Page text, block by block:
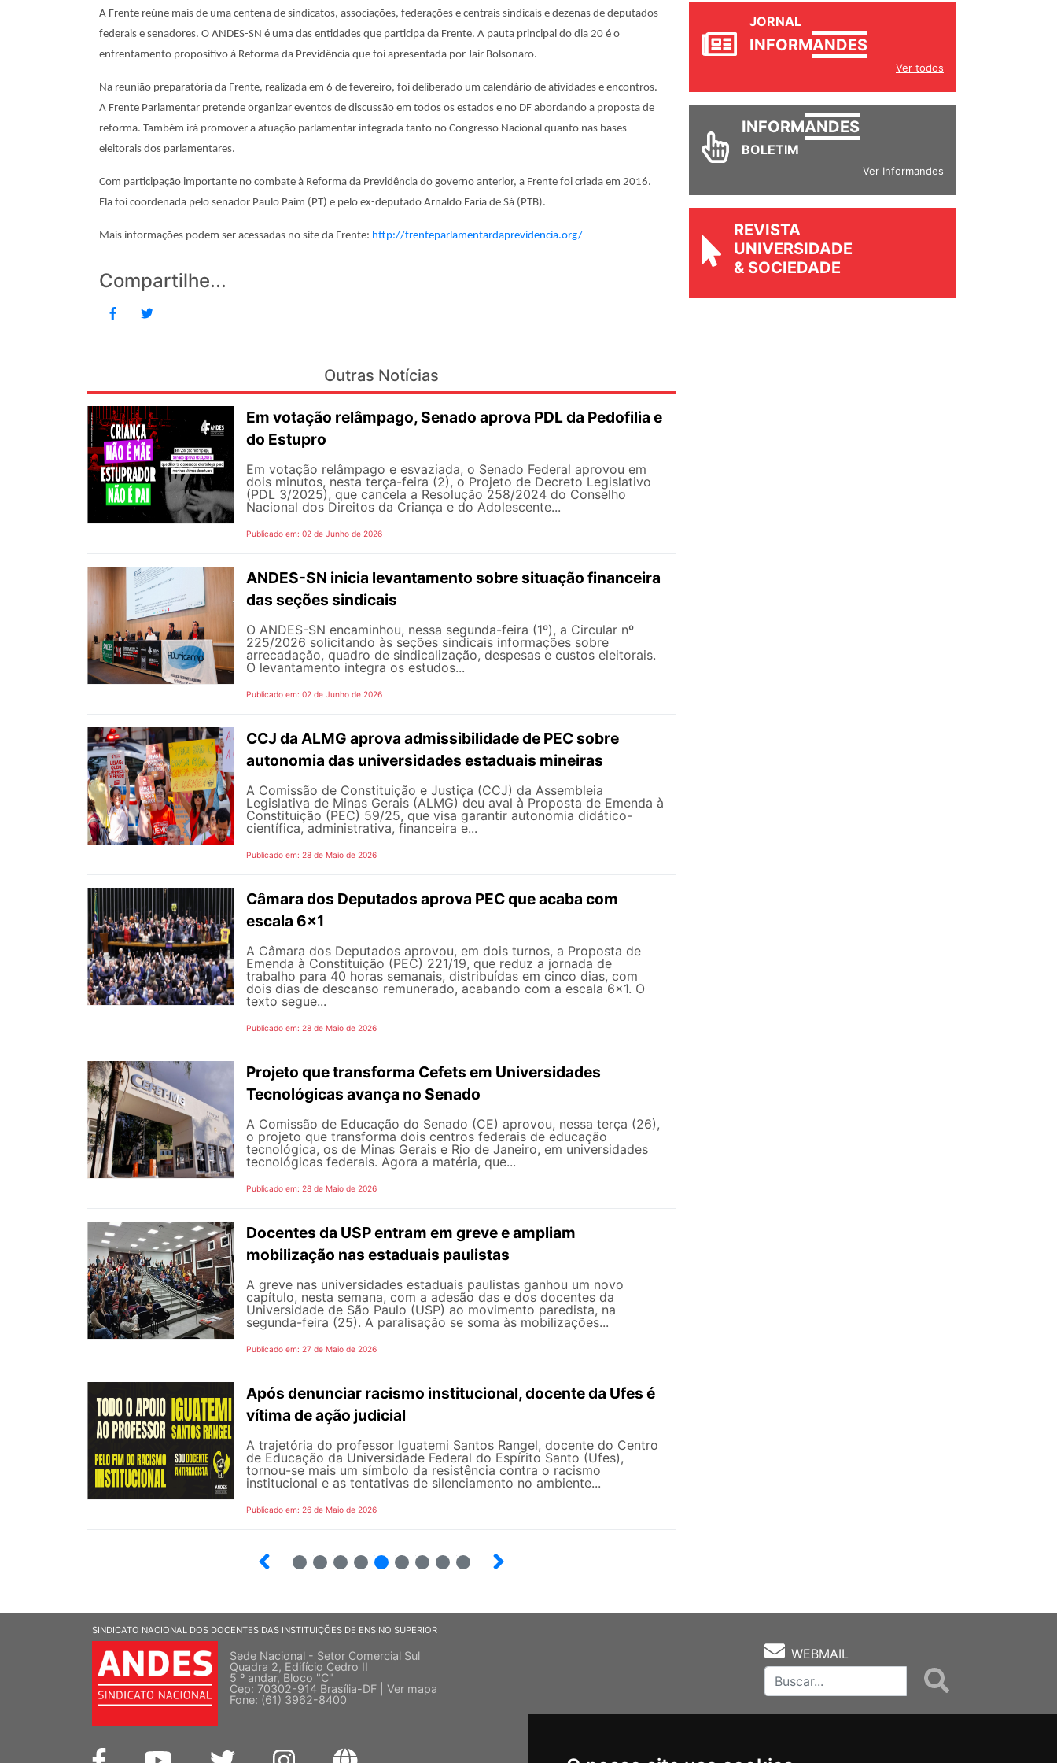
A Frente reúne mais de uma centena de sindicatos, associações, federações e centrais sindicais e dezenas de deputados
federais e senadores. O ANDES-SN é uma das entidades que participa da Frente. A pauta principal do dia 20 é o
enfrentamento propositivo à Reforma da Previdência que foi apresentada por Jair Bolsonaro.
Na reunião preparatória da Frente, realizada em 6 de fevereiro, foi deliberado um calendário de atividades e encontros.
A Frente Parlamentar pretende organizar eventos de discussão em todos os estados e no DF abordando a proposta de
reforma. Também irá promover a atuação parlamentar integrada tanto no Congresso Nacional quanto nas bases
eleitorais dos parlamentares.
Com participação importante no combate à Reforma da Previdência do governo anterior, a Frente foi criada em 2016.
Ela foi coordenada pelo senador Paulo Paim (PT) e pelo ex-deputado Arnaldo Faria de Sá (PTB).
Mais informações podem ser acessadas no site da Frente: http://frenteparlamentardaprevidencia.org/
Compartilhe...
Outras Notícias
Em votação relâmpago, Senado aprova PDL da Pedofilia e
do Estupro
Em votação relâmpago e esvaziada, o Senado Federal aprovou em
dois minutos, nesta terça-feira (2), o Projeto de Decreto Legislativo
(PDL 3/2025), que cancela a Resolução 258/2024 do Conselho
Nacional dos Direitos da Criança e do Adolescente...
Publicado em: 02 de Junho de 2026
ANDES-SN inicia levantamento sobre situação financeira
das seções sindicais
O ANDES-SN encaminhou, nessa segunda-feira (1º), a Circular nº
225/2026 solicitando às seções sindicais informações sobre
arrecadação, quadro de sindicalização, despesas e custos eleitorais.
O levantamento integra os estudos...
Publicado em: 02 de Junho de 2026
CCJ da ALMG aprova admissibilidade de PEC sobre
autonomia das universidades estaduais mineiras
A Comissão de Constituição e Justiça (CCJ) da Assembleia
Legislativa de Minas Gerais (ALMG) deu aval à Proposta de Emenda à
Constituição (PEC) 59/25, que visa garantir autonomia didático-
científica, administrativa, financeira e...
Publicado em: 28 de Maio de 2026
Câmara dos Deputados aprova PEC que acaba com
escala 6x1
A Câmara dos Deputados aprovou, em dois turnos, a Proposta de
Emenda à Constituição (PEC) 221/19, que reduz a jornada de
trabalho para 40 horas semanais, distribuídas em cinco dias, com
dois dias de descanso remunerado, acabando com a escala 6x1. O
texto segue...
Publicado em: 28 de Maio de 2026
Projeto que transforma Cefets em Universidades
Tecnológicas avança no Senado
A Comissão de Educação do Senado (CE) aprovou, nessa terça (26),
o projeto que transforma dois centros federais de educação
tecnológica, os de Minas Gerais e Rio de Janeiro, em universidades
tecnológicas federais. Agora a matéria, que...
Publicado em: 28 de Maio de 2026
Docentes da USP entram em greve e ampliam
mobilização nas estaduais paulistas
A greve nas universidades estaduais paulistas ganhou um novo
capítulo, nesta semana, com a adesão das e dos docentes da
Universidade de São Paulo (USP) ao movimento paredista, na
segunda-feira (25). A paralisação se soma às mobilizações...
Publicado em: 27 de Maio de 2026
Após denunciar racismo institucional, docente da Ufes é
vítima de ação judicial
A trajetória do professor Iguatemi Santos Rangel, docente do Centro
de Educação da Universidade Federal do Espírito Santo (Ufes),
tornou-se mais um símbolo da resistência contra o racismo
institucional e as tentativas de silenciamento no ambiente...
Publicado em: 26 de Maio de 2026
JORNAL
INFORMANDES
Ver todos
INFORMANDES
BOLETIM
Ver Informandes
REVISTA
UNIVERSIDADE
& SOCIEDADE
SINDICATO NACIONAL DOS DOCENTES DAS INSTITUIÇÕES DE ENSINO SUPERIOR
Sede Nacional - Setor Comercial Sul
Quadra 2, Edifício Cedro II
5 º andar, Bloco "C"
Cep: 70302-914 Brasília-DF | Ver mapa
Fone: (61) 3962-8400
WEBMAIL